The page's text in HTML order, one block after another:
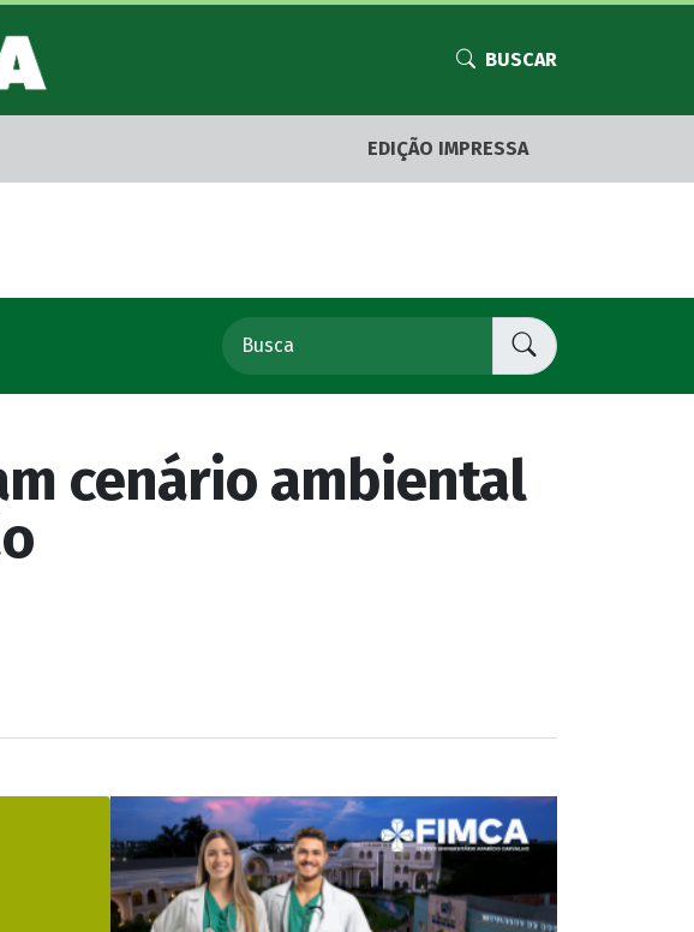
BUSCAR
EDIÇÃO IMPRESSA
cenário ambiental